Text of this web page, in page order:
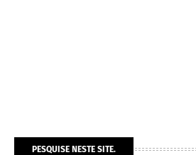
PESQUISE NESTE SITE.